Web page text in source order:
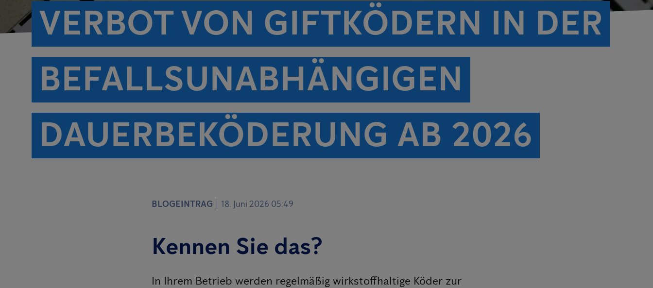
VERBOT VON GIFTKÖDERN IN DER
BEFALLSUNABHÄNGIGEN
DAUERBEKÖDERUNG AB 2026
BLOGEINTRAG 18. Juni 2026 05:49
Kennen Sie das?
In Ihrem Betrieb werden regelmäßig wirkstoffhaltige Köder zur